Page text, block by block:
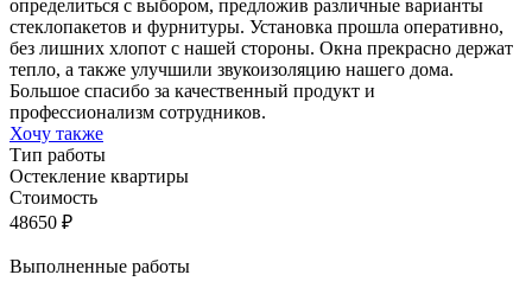
определиться с выбором, предложив различные варианты
стеклопакетов и фурнитуры. Установка прошла оперативно,
без лишних хлопот с нашей стороны. Окна прекрасно держат
тепло, а также улучшили звукоизоляцию нашего дома.
Большое спасибо за качественный продукт и
профессионализм сотрудников.
Хочу также
Тип работы
Остекление квартиры
Стоимость
48650 ₽
Выполненные работы